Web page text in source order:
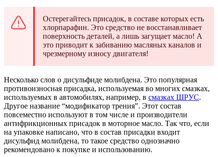
Остерегайтесь присадок, в составе которых есть
хлорпарафин. Это средство не восстанавливает
поверхность деталей, а лишь загущает масло! А
это приводит к забиванию масляных каналов и
чрезмерному износу двигателя!
Несколько слов о дисульфиде молибдена. Это популярная
противоизносная присадка, используемая во многих смазках,
используемых в автомобилях, например, в смазках ШРУС.
Другое название “модификатор трения”. Этот состав
повсеместно используют в том числе и производители
антифрикционных присадок в моторное масло. Так что, если
на упаковке написано, что в состав присадки входит
дисульфид молибдена, то такое средство однозначно
рекомендовано к покупке и использованию.